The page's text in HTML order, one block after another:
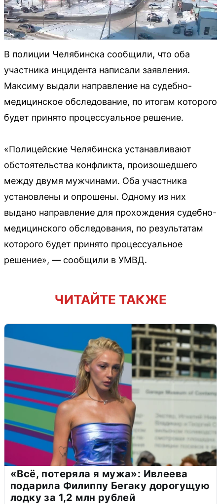
В полиции Челябинска сообщили, что оба
участника инцидента написали заявления.
Максиму выдали направление на судебно-
медицинское обследование, по итогам которого
будет принято процессуальное решение.
«Полицейские Челябинска устанавливают
обстоятельства конфликта, произошедшего
между двумя мужчинами. Оба участника
установлены и опрошены. Одному из них
выдано направление для прохождения судебно-
медицинского обследования, по результатам
которого будет принято процессуальное
решение», — сообщили в УМВД.
ЧИТАЙТЕ ТАКЖЕ
«Всё, потеряла я мужа»: Ивлеева
подарила Филиппу Бегаку дорогущую
лодку за 1,2 млн рублей